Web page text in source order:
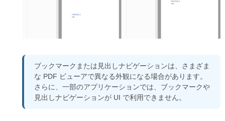
ブックマークまたは見出しナビゲーションは、さまざま
な PDF ビューアで異なる外観になる場合があります。
さらに、一部のアプリケーションでは、ブックマークや
見出しナビゲーションが UI で利用できません。